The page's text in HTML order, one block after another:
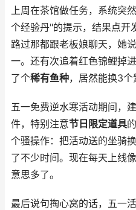
上周在茶馆做任务，系统突
个经验丹"的提示，结果点开
路过那都跟老板娘聊天，她
一。还有次追着红色锦鲤掉
了个稀有鱼种，居然能换3个
五一免费逆水寒活动期间，
件，特别注意节日限定道具
个骚操作：把活动送的坐骑
了不少时间。现在每天上线
意思多了。
最后说句掏心窝的话，五一